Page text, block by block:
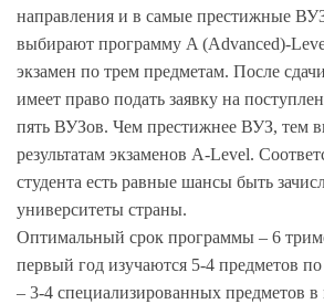
направления и в самые престижные
выбирают программу A (Advanced)-
экзамен по трем предметам. После
имеет право подать заявку на
пять ВУЗов. Чем престижнее ВУЗ, тем
результатам экзаменов A-Level.
студента есть равные шансы быть
университеты страны.
Оптимальный срок программы – 6
первый год изучаются 5-4 предметов
– 3-4 специализированных предметов